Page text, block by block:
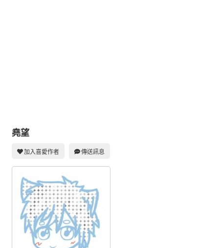
攤位轉讓區
會員功能選單
會員中心
註冊會員
登入
堯望
加入喜愛作者 傳送訊息